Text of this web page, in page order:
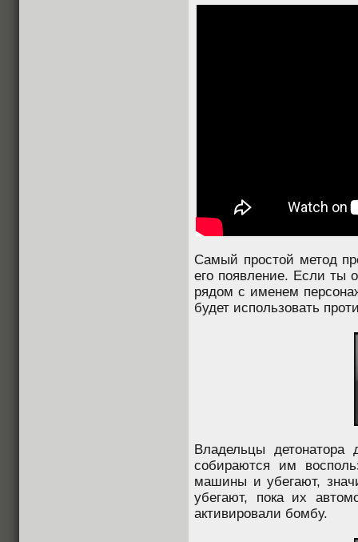
Самый простой метод
его появление. Если ты
рядом с именем
будет использовать
Владельцы детонатора
собираются им
машины и убегают,
убегают, пока их
активировали бомбу.